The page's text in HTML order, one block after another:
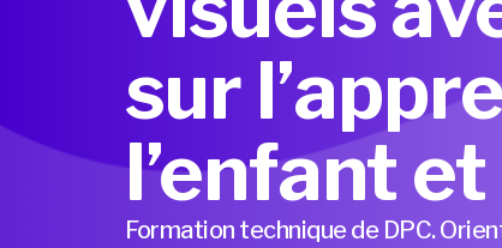
sur
l’enfant
Formation technique de DPC.